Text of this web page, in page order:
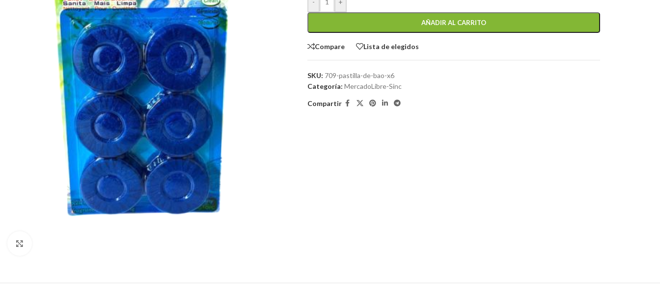
- +
AÑADIR AL CARRITO
Compare Lista de elegidos
SKU: 709-pastilla-de-bao-x6
Categoría: MercadoLibre-Sinc
Compartir